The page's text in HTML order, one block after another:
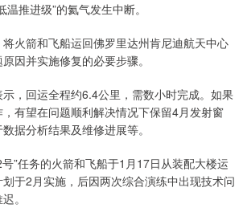
推进级”的氦气发生中断。
箭和飞船运回佛罗里达州肯尼迪航天中心
因并实施修复的必要步骤。
回运全程约6.4公里，需数小时完成。如果
有望在问题顺利解决情况下保留4月发射窗
据分析结果及维修进展等。
任务的火箭和飞船于1月17日从装配大楼运
于2月实施，后因两次综合演练中出现技术问
。